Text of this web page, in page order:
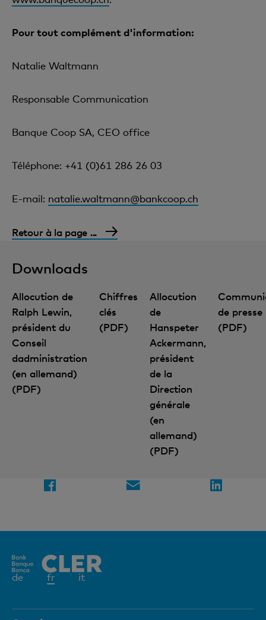
Pour tout complément d'information:
Natalie Waltmann
Responsable Communication
Banque Coop SA, CEO office
Téléphone: +41 (0)61 286 26 03
E-mail: natalie.waltmann@bankcoop.ch
Retour à la page ...
Downloads
Allocution de
Ralph Lewin,
président du
Conseil
dadministration
(en allemand)
(PDF)
Chiffres
clés
(PDF)
Allocution
de
Hanspeter
Ackermann,
président
de la
Direction
générale
(en
allemand)
(PDF)
de presse
(PDF)
Connaissances financières
Inscription à la newsletter
Partagez la page
de frElément
it